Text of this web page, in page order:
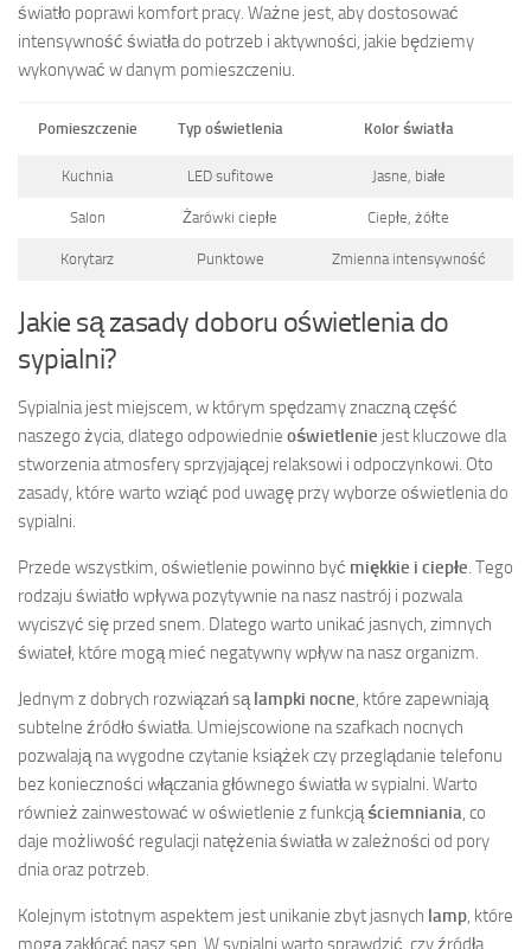
światło poprawi komfort pracy. Ważne jest, aby dostosować
intensywność światła do potrzeb i aktywności, jakie będziemy
wykonywać w danym pomieszczeniu.
Pomieszczenie Typ oświetlenia Kolor światła
Kuchnia LED sufitowe Jasne, białe
Salon Żarówki ciepłe Ciepłe, żółte
Korytarz Punktowe Zmienna intensywność
Jakie są zasady doboru oświetlenia do
sypialni?
Sypialnia jest miejscem, w którym spędzamy znaczną część
naszego życia, dlatego odpowiednie oświetlenie jest kluczowe dla
stworzenia atmosfery sprzyjającej relaksowi i odpoczynkowi. Oto
zasady, które warto wziąć pod uwagę przy wyborze oświetlenia do
sypialni.
Przede wszystkim, oświetlenie powinno być miękkie i ciepłe. Tego
rodzaju światło wpływa pozytywnie na nasz nastrój i pozwala
wyciszyć się przed snem. Dlatego warto unikać jasnych, zimnych
świateł, które mogą mieć negatywny wpływ na nasz organizm.
Jednym z dobrych rozwiązań są lampki nocne, które zapewniają
subtelne źródło światła. Umiejscowione na szafkach nocnych
pozwalają na wygodne czytanie książek czy przeglądanie telefonu
bez konieczności włączania głównego światła w sypialni. Warto
również zainwestować w oświetlenie z funkcjąściemniania, co
daje możliwość regulacji natężenia światła w zależności od pory
dnia oraz potrzeb.
Kolejnym istotnym aspektem jest unikanie zbyt jasnych lamp, które